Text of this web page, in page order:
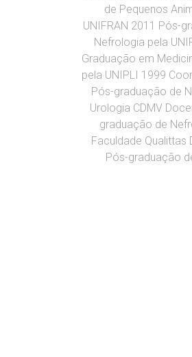
de Pequenos
UNIFRAN 2011 Pós-
Nefrologia pela
Graduação em
pela UNIPLI 1999
Pós-graduação de
Urologia CDMV
graduação de
Faculdade Qualittas
Pós-graduação